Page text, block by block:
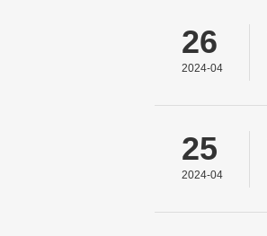
26
2024-04
25
2024-04